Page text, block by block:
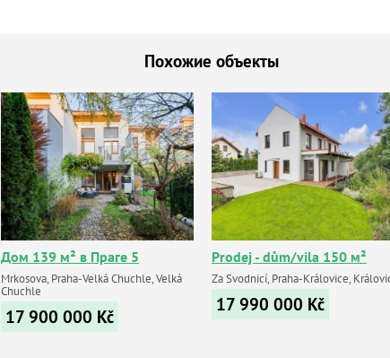
Похожие объекты
Дом 139 м² в Праге 5
Mrkosova, Praha-Velká Chuchle, Velká
Chuchle
17 900 000 Kč
Prodej - dům/vila 150 м²
Za Svodnicí, Praha-Královice,
17 990 000 Kč